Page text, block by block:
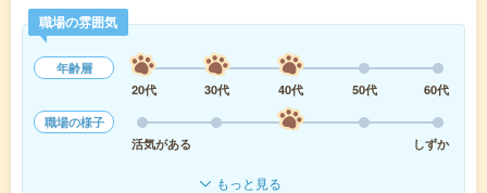
職場の雰囲気
年齢層
20代
30代 40代 50代
60代
職場の様子
活気がある
しずか
もっと見る